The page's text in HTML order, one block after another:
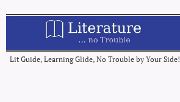
Lit Guide, Learning Glide, No Trouble by Your Side!